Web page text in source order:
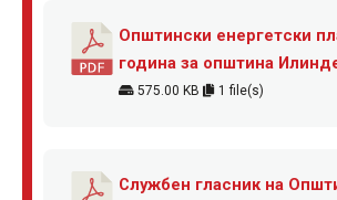
Општински енергетски
година за општина
575.00 KB 1 file(s)
Службен гласник на